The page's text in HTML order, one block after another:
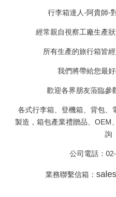
行李箱達人-阿貴師-
經常親自視察工廠生產
所有生產的旅行箱皆
我們將帶給您最
歡迎各界朋友蒞臨參
各式行李箱、登機箱、背包、
製造，箱包產業禮贈品、OEM
詢
公司電話：
業務聯繫信箱：